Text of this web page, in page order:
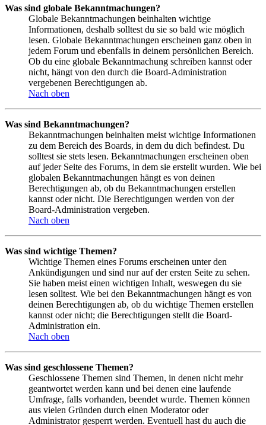
Was sind globale Bekanntmachungen?
Globale Bekanntmachungen beinhalten wichtige
Informationen, deshalb solltest du sie so bald wie möglich
lesen. Globale Bekanntmachungen erscheinen ganz oben in
jedem Forum und ebenfalls in deinem persönlichen Bereich.
Ob du eine globale Bekanntmachung schreiben kannst oder
nicht, hängt von den durch die Board-Administration
vergebenen Berechtigungen ab.
Nach oben
Was sind Bekanntmachungen?
Bekanntmachungen beinhalten meist wichtige Informationen
zu dem Bereich des Boards, in dem du dich befindest. Du
solltest sie stets lesen. Bekanntmachungen erscheinen oben
auf jeder Seite des Forums, in dem sie erstellt wurden. Wie bei
globalen Bekanntmachungen hängt es von deinen
Berechtigungen ab, ob du Bekanntmachungen erstellen
kannst oder nicht. Die Berechtigungen werden von der
Board-Administration vergeben.
Nach oben
Was sind wichtige Themen?
Wichtige Themen eines Forums erscheinen unter den
Ankündigungen und sind nur auf der ersten Seite zu sehen.
Sie haben meist einen wichtigen Inhalt, weswegen du sie
lesen solltest. Wie bei den Bekanntmachungen hängt es von
deinen Berechtigungen ab, ob du wichtige Themen erstellen
kannst oder nicht; die Berechtigungen stellt die Board-
Administration ein.
Nach oben
Was sind geschlossene Themen?
Geschlossene Themen sind Themen, in denen nicht mehr
geantwortet werden kann und bei denen eine laufende
Umfrage, falls vorhanden, beendet wurde. Themen können
aus vielen Gründen durch einen Moderator oder
Administrator gesperrt werden. Eventuell hast du auch die